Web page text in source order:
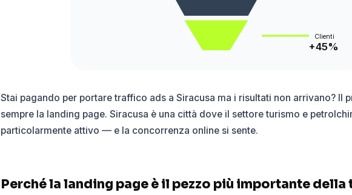
Clienti
+45%
Stai pagando per portare traffico ads a Siracusa ma i risultati non arrivano? Il
sempre la landing page. Siracusa è una città dove il settore turismo e
particolarmente attivo — e la concorrenza online si sente.
Perché la landing page è il pezzo più importante della